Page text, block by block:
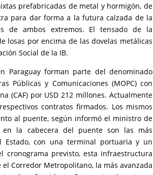
prefabricadas de metal y hormigón, de
para dar forma a la futura calzada de la
de ambos extremos. El tensado de la
losas por encima de las dovelas metálicas
Social de la IB.
Paraguay forman parte del denominado
Públicas y Comunicaciones (MOPC) con
(CAF) por USD 212 millones. Actualmente
contratos firmados. Los mismos
al puente, según informó el ministro de
en la cabecera del puente son las más
Estado, con una terminal portuaria y un
cronograma previsto, esta infraestructura
Corredor Metropolitano, la más avanzada